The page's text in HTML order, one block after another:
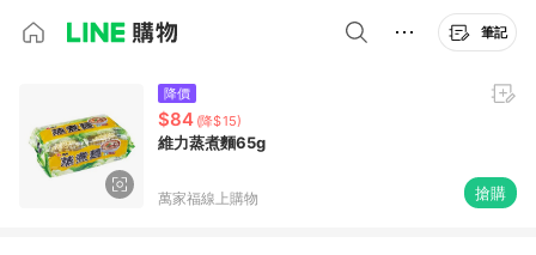
筆記
降價
$84 (降$15)
維力蒸煮麵65g
萬家福線上購物 搶購